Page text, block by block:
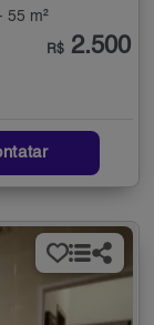
55 m²
R$ 2.500